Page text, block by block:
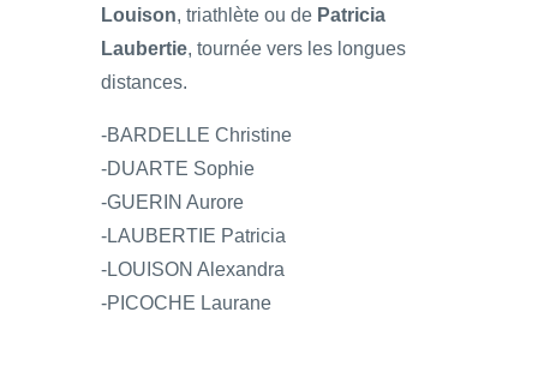
Louison, triathlète ou de Patricia
Laubertie, tournée vers les longues
distances.
-BARDELLE Christine
-DUARTE Sophie
-GUERIN Aurore
-LAUBERTIE Patricia
-LOUISON Alexandra
-PICOCHE Laurane